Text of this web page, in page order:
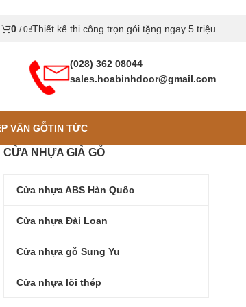
0 / 0₫Thiết kế thi công trọn gói tặng ngay 5 triệu
(028) 362 08044
sales.hoabinhdoor@gmail.com
VÂN GỖTIN TỨC
CỬA NHỰA GIẢ GỖ
Cửa nhựa ABS Hàn Quốc
Cửa nhựa Đài Loan
Cửa nhựa gỗ Sung Yu
Cửa nhựa lõi thép